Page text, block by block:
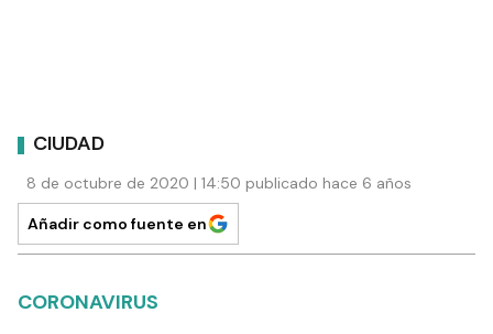
CIUDAD
8 de octubre de 2020 | 14:50 publicado hace 6 años
Añadir como fuente en
CORONAVIRUS